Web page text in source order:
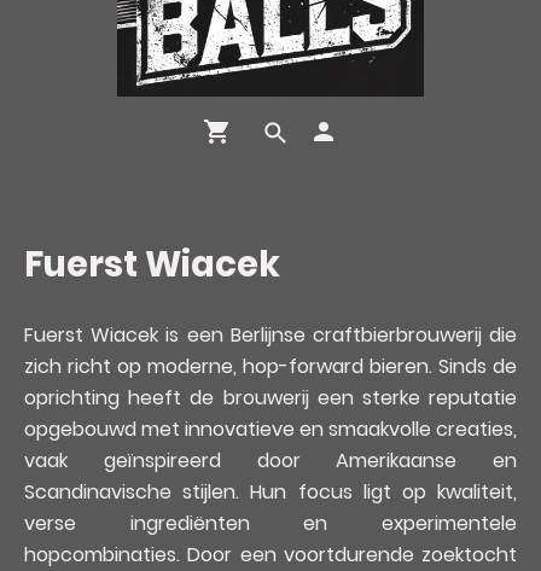
Fuerst Wiacek
Fuerst Wiacek is een Berlijnse craftbierbrouwerij die
zich richt op moderne, hop-forward bieren. Sinds de
oprichting heeft de brouwerij een sterke reputatie
opgebouwd met innovatieve en smaakvolle creaties,
vaak geïnspireerd door Amerikaanse en
Scandinavische stijlen. Hun focus ligt op kwaliteit,
verse ingrediënten en experimentele
hopcombinaties. Door een voortdurende zoektocht